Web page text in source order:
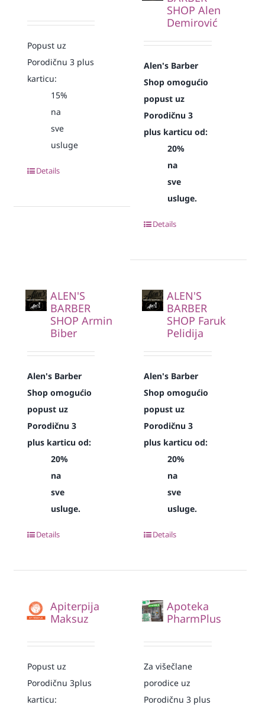
Popust uz
Porodičnu 3 plus
karticu:
15%
na
sve
usluge
Details
SHOP Alen
Demirović
Alen's Barber
Shop omogućio
popust uz
Porodičnu 3
plus karticu od:
20%
na
sve
usluge.
Details
ALEN'S
BARBER
SHOP Armin
Biber
Alen's Barber
Shop omogućio
popust uz
Porodičnu 3
plus karticu od:
20%
na
sve
usluge.
Details
ALEN'S
BARBER
SHOP Faruk
Pelidija
Alen's Barber
Shop omogućio
popust uz
Porodičnu 3
plus karticu od:
20%
na
sve
usluge.
Details
Apiterpija
Maksuz
Popust uz
Porodičnu 3plus
karticu:
Apoteka
PharmPlus
Za višečlane
porodice uz
Porodičnu 3 plus